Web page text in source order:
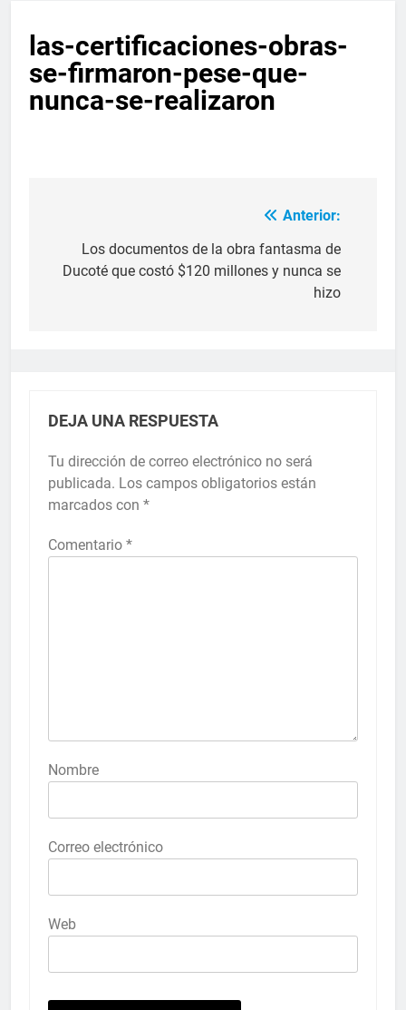
las-certificaciones-obras-
se-firmaron-pese-que-
nunca-se-realizaron
Anterior:
Los documentos de la obra fantasma de
Ducoté que costó $120 millones y nunca se
hizo
DEJA UNA RESPUESTA
Tu dirección de correo electrónico no será
publicada. Los campos obligatorios están
marcados con *
Comentario *
Nombre
Correo electrónico
Web